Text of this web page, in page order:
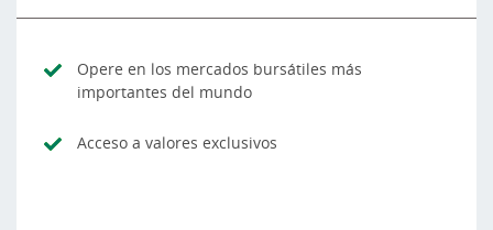
Opere en los mercados bursátiles más
importantes del mundo
Acceso a valores exclusivos